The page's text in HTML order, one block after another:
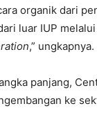
organik dari
luar IUP
,” ungkapnya.
panjang,
ke